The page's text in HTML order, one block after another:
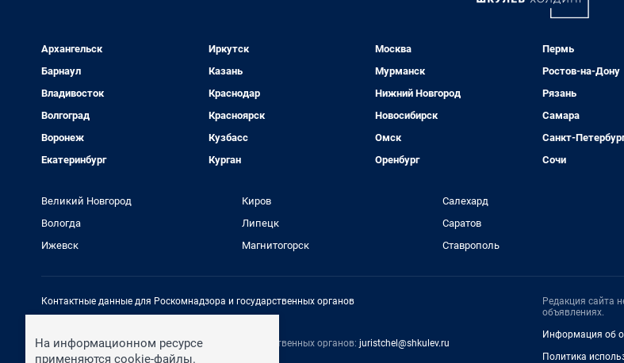
Архангельск
Барнаул
Владивосток
Волгоград
Воронеж
Екатеринбург
Иркутск
Казань
Краснодар
Красноярск
Кузбасс
Курган
Москва
Мурманск
Нижний Новгород
Новосибирск
Омск
Оренбург
Пермь
Ростов-на-Дону
Рязань
Самара
Санкт-
Сочи
Великий Новгород
Вологда
Ижевск
Киров
Липецк
Магнитогорск
Салехард
Саратов
Ставрополь
Контактные данные для Роскомнадзора и государственных органов
Контактные данные для Роскомнадзора и государственных органов: juristchel@shkulev.ru
Техподдержка: help@shkulev.ru
Редакция сайта
объявлениях.
Информация об
Политика
На информационном ресурсе
применяются cookie-файлы.